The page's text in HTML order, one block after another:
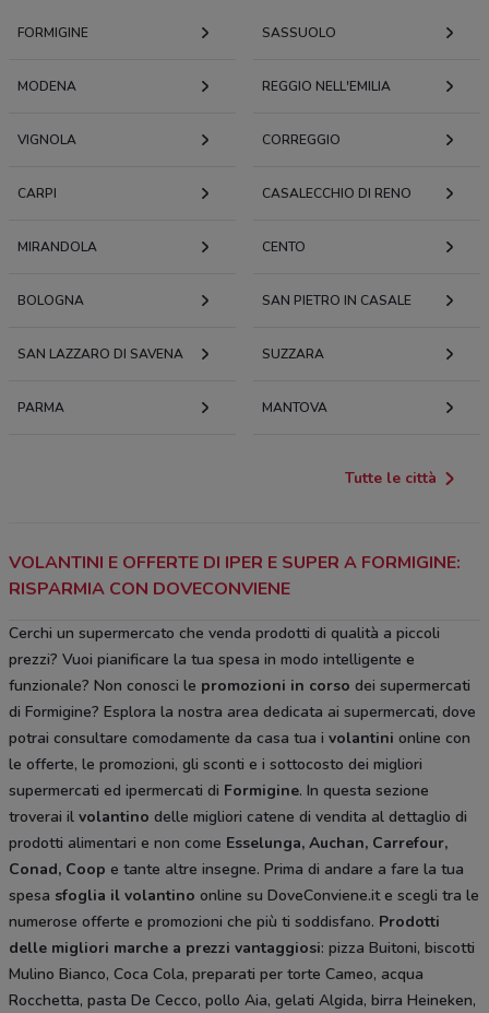
FORMIGINE SASSUOLO
MODENA REGGIO NELL'EMILIA
VIGNOLA CORREGGIO
CARPI CASALECCHIO DI RENO
MIRANDOLA CENTO
BOLOGNA SAN PIETRO IN CASALE
SAN LAZZARO DI SAVENA SUZZARA
PARMA MANTOVA
Tutte le città
VOLANTINI E OFFERTE DI IPER E SUPER A FORMIGINE:
RISPARMIA CON DOVECONVIENE
Cerchi un supermercato che venda prodotti di qualità a piccoli
prezzi? Vuoi pianificare la tua spesa in modo intelligente e
funzionale? Non conosci le promozioni in corso dei supermercati
di Formigine? Esplora la nostra area dedicata ai supermercati, dove
potrai consultare comodamente da casa tua i volantini online con
le offerte, le promozioni, gli sconti e i sottocosto dei migliori
supermercati ed ipermercati di Formigine. In questa sezione
troverai il volantino delle migliori catene di vendita al dettaglio di
prodotti alimentari e non come Esselunga, Auchan, Carrefour,
Conad, Coop e tante altre insegne. Prima di andare a fare la tua
spesa sfoglia il volantino online su DoveConviene.it e scegli tra le
numerose offerte e promozioni che più ti soddisfano. Prodotti
delle migliori marche a prezzi vantaggiosi: pizza Buitoni, biscotti
Mulino Bianco, Coca Cola, preparati per torte Cameo, acqua
Rocchetta, pasta De Cecco, pollo Aia, gelati Algida, birra Heineken,